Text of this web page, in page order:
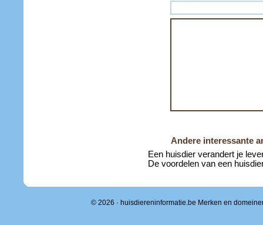
Andere interessante
Een huisdier verandert je
De voordelen van een
© 2026 · huisdiereninformatie.be Merken en